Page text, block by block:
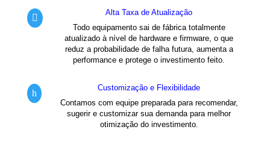

Alta Taxa de Atualização
Todo equipamento sai de fábrica totalmente
atualizado à nível de hardware e firmware, o que
reduz a probabilidade de falha futura, aumenta a
performance e protege o investimento feito.
h
Customização e Flexibilidade
Contamos com equipe preparada para recomendar,
sugerir e customizar sua demanda para melhor
otimização do investimento.